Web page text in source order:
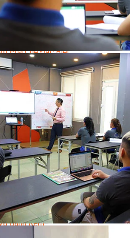
Bar Trưởng
Bartender Chuyên Nghiệp
Barista Chuyên Nghiệp
Flair Bartending Chuyên Nghiệp
Pha Chế Đặc Biệt
Pha Chế Tổng Hợp
Quản Lý Bar
Cà Phê
Máy
Doanh Cafe – Chuỗi Cafe
Khởi Nghiệp Mô Hình Đồ Uống
Mô Hình Đồ Uống Thịnh Hành
Chuỗi Và Nhượng Quyền
Chuyên Ngành Pha Chế
Kem
Chế Trà Sữa
Pha Chế
Pha Chế
Bếp Trưởng Bếp Bánh
Bếp Bánh Quốc Tế
Quản Lý Bếp Bánh
Bánh Kem